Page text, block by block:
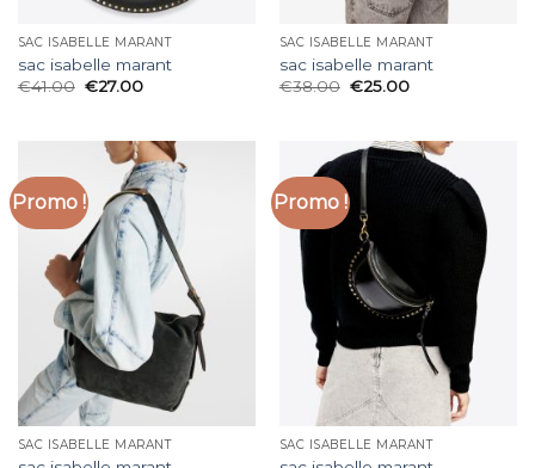
SAC ISABELLE MARANT
sac isabelle marant
€41.00 €27.00
SAC ISABELLE MARANT
sac isabelle marant
€38.00 €25.00
Promo !
SAC ISABELLE MARANT
Promo !
SAC ISABELLE MARANT